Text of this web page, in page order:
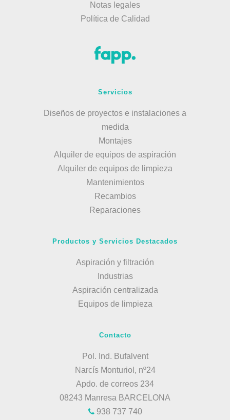
Notas legales
Política de Calidad
Servicios
Diseños de proyectos e instalaciones a
medida
Montajes
Alquiler de equipos de aspiración
Alquiler de equipos de limpieza
Mantenimientos
Recambios
Reparaciones
Productos y Servicios Destacados
Aspiración y filtración
Industrias
Aspiración centralizada
Equipos de limpieza
Contacto
Pol. Ind. Bufalvent
Narcís Monturiol, nº24
Apdo. de correos 234
08243 Manresa BARCELONA
938 737 740